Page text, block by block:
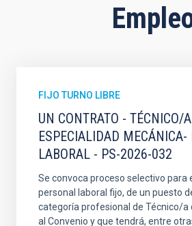
FIJO TURNO LIBRE
UN CONTRATO - TÉCNICO/
ESPECIALIDAD MECÁNICA-
LABORAL - PS-2026-032
Se convoca proceso selectivo para
personal laboral fijo, de un puesto
categoría profesional de Técnico/a
al Convenio y que tendrá, entre